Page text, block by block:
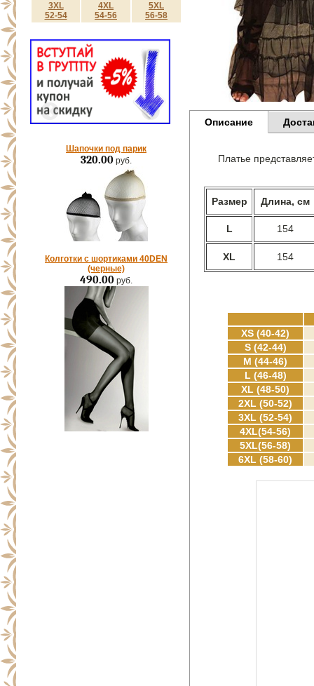
3XL
52-54
4XL
54-56
5XL
56-58
Шапочки под парик
320.00 руб.
Колготки с шортиками 40DEN
(черные)
490.00 руб.
Описание
Платье
Размер Длина, см
L 154
XL 154
XS (40-42)
S (42-44)
M (44-46)
L (46-48)
XL (48-50)
2XL (50-52)
3XL (52-54)
4XL(54-56)
5XL(56-58)
6XL (58-60)